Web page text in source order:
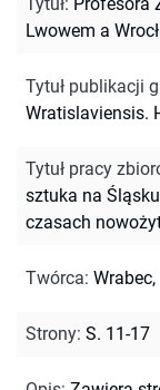
Lwowem a
Tytuł publikacji
Wratislaviensis.
Tytuł pracy
sztuka na
czasach
Twórca:
Strony: S. 11-17